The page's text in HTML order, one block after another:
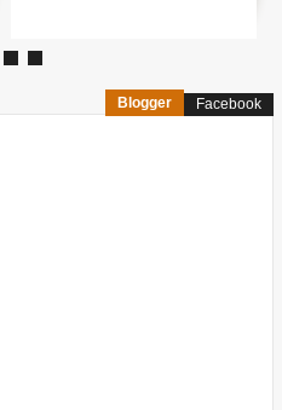
Blogger Facebook